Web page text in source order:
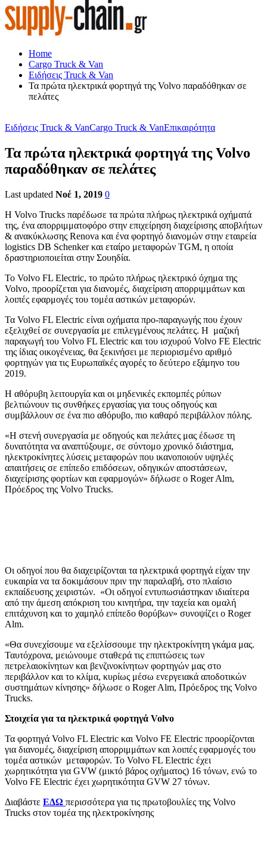
Home
Cargo Truck & Van
Ειδήσεις Truck & Van
Τα πρώτα ηλεκτρικά φορτηγά της Volvo παραδόθηκαν σε
πελάτες
Ειδήσεις Truck & VanCargo Truck & VanΕπικαιρότητα
Τα πρώτα ηλεκτρικά φορτηγά της Volvo
παραδόθηκαν σε πελάτες
Last updated Νοέ 1, 2019 0
Η Volvo Trucks παρέδωσε τα πρώτα πλήρως ηλεκτρικά οχήματά
της, ένα απορριμματοφόρο στην επιχείρηση διαχείρισης αποβλήτων
& ανακύκλωσης Renova και ένα φορτηγό διανομών στην εταιρεία
logistics DB Schenker και εταίρο μεταφορών TGM, η οποία
δραστηριοποιείται στην Σουηδία.
Το Volvo FL Electric, το πρώτο πλήρως ηλεκτρικό όχημα της
Volvo, προορίζεται για διανομές, διαχείριση απορριμμάτων και
λοιπές εφαρμογές του τομέα αστικών μεταφορών.
Τα Volvo FL Electric είναι οχήματα προ-παραγωγής που έχουν
εξελιχθεί σε συνεργασία με επιλεγμένους πελάτες. Η μαζική
παραγωγή του Volvo FL Electric και του ισχυρού Volvo FE Electric
της ίδιας οικογένειας, θα ξεκινήσει με περιορισμένο αριθμό
φορτηγών για τις Ευρωπαϊκές αγορές το δεύτερο εξάμηνο του
2019.
Η αθόρυβη λειτουργία και οι μηδενικές εκπομπές ρύπων
βελτιώνουν τις συνθήκες εργασίας για τους οδηγούς και
συμβάλλουν σε ένα πιο αθόρυβο, πιο καθαρό περιβάλλον πόλης.
«Η στενή συνεργασία με οδηγούς και πελάτες μας έδωσε τη
δυνατότητα να αναπτύξουμε, σε σύντομο χρονικό διάστημα,
ηλεκτροκίνητες λύσεις μεταφορών που ικανοποιούν υψηλές
απαιτήσεις σε επίπεδο επιδόσεων, οδηγικών αποστάσεων,
διαχείρισης φορτίων και εφαρμογών» δήλωσε ο Roger Alm,
Πρόεδρος της Volvo Trucks.
Οι οδηγοί που θα διαχειρίζονται τα ηλεκτρικά φορτηγά είχαν την
ευκαιρία να τα δοκιμάσουν πριν την παραλαβή, στο πλαίσιο
εκπαίδευσης χειριστών. «Οι οδηγοί εντυπωσιάστηκαν ιδιαίτερα
από την άμεση απόκριση του κινητήρα, την ταχεία και ομαλή
επιτάχυνση και το χαμηλό επίπεδο θορύβων» συνοψίζει ο Roger
Alm.
«Θα συνεχίσουμε να εξελίσσουμε την ηλεκτροκίνητη γκάμα μας.
Ταυτόχρονα, μειώνουμε σταθερά τις επιπτώσεις των
πετρελαιοκίνητων και βενζινοκίνητων φορτηγών μας στο
περιβάλλον και το κλίμα, κυρίως μέσω ενεργειακά αποδοτικών
συστημάτων κίνησης» δήλωσε ο Roger Alm, Πρόεδρος της Volvo
Trucks.
Στοιχεία για τα ηλεκτρικά φορτηγά Volvo
Τα φορτηγά Volvo FL Electric και Volvo FE Electric προορίζονται
για διανομές, διαχείριση απορριμμάτων και λοιπές εφαρμογές του
τομέα αστικών μεταφορών. Το Volvo FL Electric έχει
χωρητικότητα για GVW (μικτό βάρος οχήματος) 16 τόνων, ενώ το
Volvo FE Electric έχει χωρητικότητα GVW 27 τόνων.
Διαβάστε ΕΔΩ περισσότερα για τις πρωτοβουλίες της Volvo
Trucks στον τομέα της ηλεκτροκίνησης